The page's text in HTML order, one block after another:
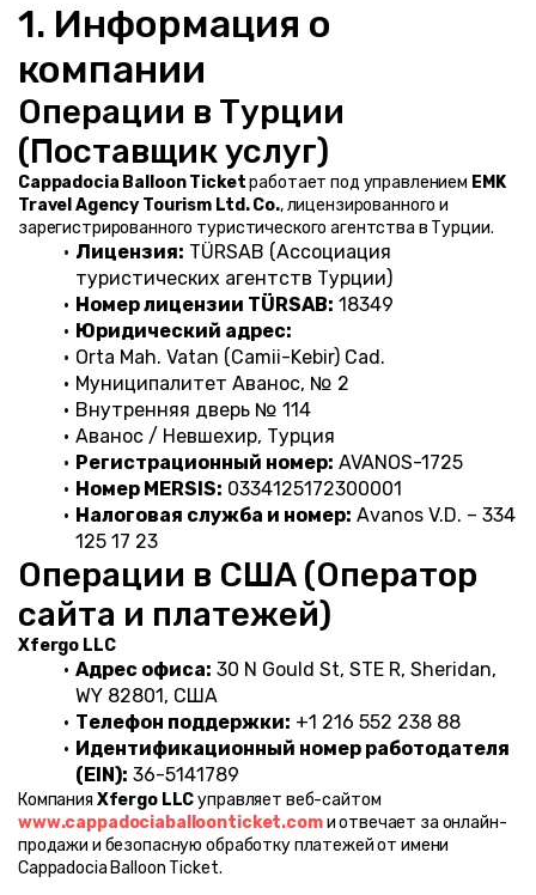
1. Информация о
компании
Операции в Турции
(Поставщик услуг)
Cappadocia Balloon Ticket работает под управлением EMK
Travel Agency Tourism Ltd. Co., лицензированного и
зарегистрированного туристического агентства в Турции.
Лицензия: TÜRSAB (Ассоциация
туристических агентств Турции)
Номер лицензии TÜRSAB: 18349
Юридический адрес:
Orta Mah. Vatan (Camii-Kebir) Cad.
Муниципалитет Авaнос, № 2
Внутренняя дверь № 114
Авaнос / Невшехир, Турция
Регистрационный номер: AVANOS-1725
Номер MERSIS: 0334125172300001
Налоговая служба и номер: Avanos V.D. – 334
125 17 23
Операции в США (Оператор
сайта и платежей)
Xfergo LLC
Адрес офиса: 30 N Gould St, STE R, Sheridan,
WY 82801, США
Телефон поддержки: +1 216 552 238 88
Идентификационный номер работодателя
(EIN): 36-5141789
Компания Xfergo LLC
www.cappadociaballoonticket.com и отвечает за онлайн-
продажи и безопасную обработку платежей от имени
Cappadocia Balloon Ticket.